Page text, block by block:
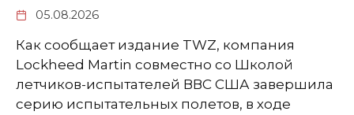
05.08.2026
Как сообщает издание TWZ, компания
Lockheed Martin совместно со Школой
летчиков-испытателей ВВС США завершила
серию испытательных полетов, в ходе